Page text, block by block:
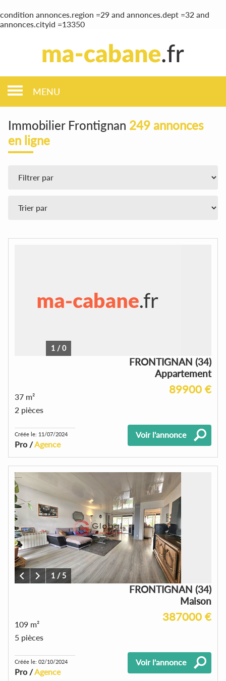
condition annonces.region =29 and annonces.dept =32 and
annonces.cityid =13350
MENU
Immobilier Frontignan 249 annonces
en ligne
1 /0
FRONTIGNAN (34)
Appartement
89900 €
37 m²
2 pièces
Créée le: 11/07/2024
Pro /Agence
Voir l'annonce
1 /5
FRONTIGNAN (34)
Maison
387000 €
109 m²
5 pièces
Créée le: 02/10/2024
Pro /Agence
Voir l'annonce